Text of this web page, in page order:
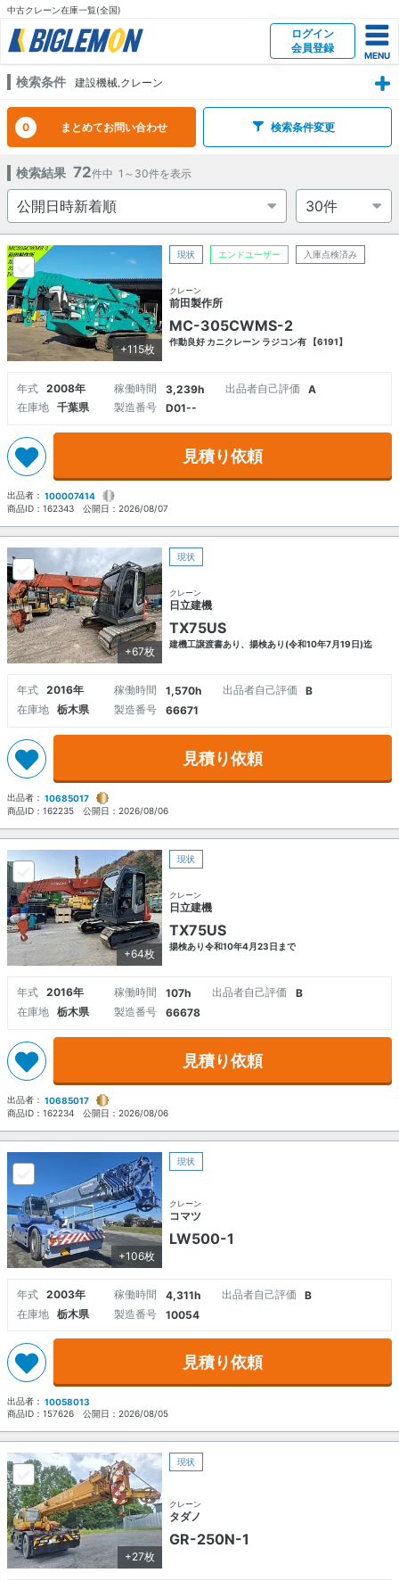
中古クレーン在庫一覧(全国)
ログイン
会員登録
検索条件 建設機械,クレーン
0 まとめてお問い合わせ 検索条件変更
検索結果 72件中 1～30件を表示
+115枚
現状 エンドユーザー 入庫点検済み
クレーン
前田製作所
MC-305CWMS-2
作動良好 カニクレーン ラジコン有 【6191】
年式 2008年 稼働時間 3,239h 出品者自己評価
A
在庫地
千葉県 製造番号 D01--
見積り依頼
出品者： 100007414
商品ID： 162343 公開日： 2026/08/07
+67枚
現状
クレーン
日立建機
TX75US
建機工譲渡書あり、揚検あり(令和10年7月19日)迄
年式 2016年 稼働時間 1,570h 出品者自己評価
B
在庫地
栃木県 製造番号 66671
見積り依頼
出品者： 10685017
商品ID： 162235 公開日： 2026/08/06
+64枚
現状
クレーン
日立建機
TX75US
揚検あり令和10年4月23日まで
年式 2016年 稼働時間 107h 出品者自己評価
B
在庫地
栃木県 製造番号 66678
見積り依頼
出品者： 10685017
商品ID： 162234 公開日： 2026/08/06
+106枚
現状
クレーン
コマツ
LW500-1
年式 2003年 稼働時間 4,311h 出品者自己評価
B
在庫地
栃木県 製造番号 10054
見積り依頼
出品者： 10058013
商品ID： 157626 公開日： 2026/08/05
+27枚
現状
クレーン
タダノ
GR-250N-1